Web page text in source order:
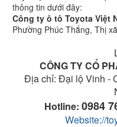
thông tin dưới đây:
Công ty ô tô Toyota Việt
Phường Phúc Thắng, Thị
CÔNG TY CỔ
Địa chỉ: Đại lộ Vinh -
Hotline: 0984
Website://